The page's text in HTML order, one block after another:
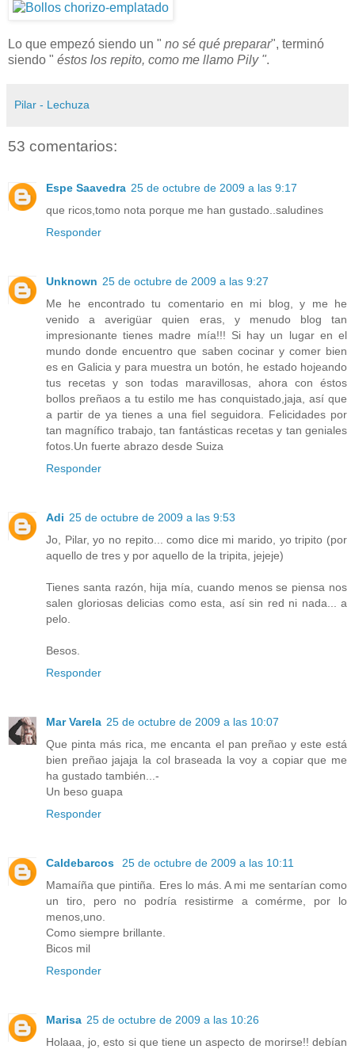
Lo que empezó siendo un " no sé qué preparar", terminó
siendo " éstos los repito, como me llamo Pily ".
Pilar - Lechuza
53 comentarios:
Espe Saavedra 25 de octubre de 2009 a las 9:17
que ricos,tomo nota porque me han gustado..saludines
Responder
Unknown 25 de octubre de 2009 a las 9:27
Me he encontrado tu comentario en mi blog, y me he
venido a averigüar quien eras, y menudo blog tan
impresionante tienes madre mía!!! Si hay un lugar en el
mundo donde encuentro que saben cocinar y comer bien
es en Galicia y para muestra un botón, he estado hojeando
tus recetas y son todas maravillosas, ahora con éstos
bollos preñaos a tu estilo me has conquistado,jaja, así que
a partir de ya tienes a una fiel seguidora. Felicidades por
tan magnífico trabajo, tan fantásticas recetas y tan geniales
fotos.Un fuerte abrazo desde Suiza
Responder
Adi 25 de octubre de 2009 a las 9:53
Jo, Pilar, yo no repito... como dice mi marido, yo tripito (por
aquello de tres y por aquello de la tripita, jejeje)
Tienes santa razón, hija mía, cuando menos se piensa nos
salen gloriosas delicias como esta, así sin red ni nada... a
pelo.
Besos.
Responder
Mar Varela 25 de octubre de 2009 a las 10:07
Que pinta más rica, me encanta el pan preñao y este está
bien preñao jajaja la col braseada la voy a copiar que me
ha gustado también...-
Un beso guapa
Responder
Caldebarcos
25 de octubre de 2009 a las 10:11
Mamaíña que pintiña. Eres lo más. A mi me sentarían como
un tiro, pero no podría resistirme a comérme, por lo
menos,uno.
Como siempre brillante.
Bicos mil
Responder
Marisa 25 de octubre de 2009 a las 10:26
Holaaa, jo, esto si que tiene un aspecto de morirse!! debían